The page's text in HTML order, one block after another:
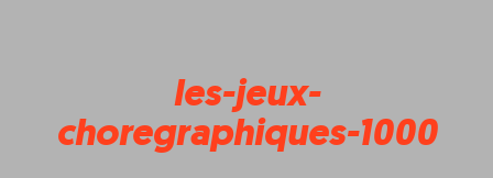
les-jeux-
choregraphiques-1000